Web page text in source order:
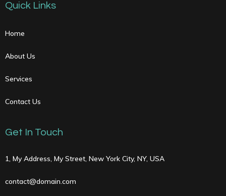
Quick Links
Home
About Us
Services
Contact Us
Get In Touch
1, My Address, My Street, New York City, NY, USA
contact@domain.com